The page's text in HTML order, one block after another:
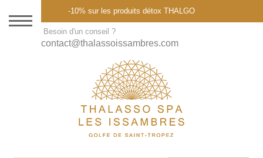
DESTINATION
THALASSO SPA
CURES ET FORFAITS
SOINS À LA CARTE
ABONNEMENTS
-10% sur les produits détox THALGO
Besoin d'un conseil ?
contact@thalassoissambres.com